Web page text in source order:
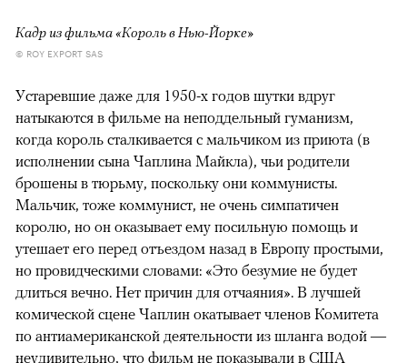
Кадр из фильма «Король в Нью-Йорке»
© ROY EXPORT SAS
Устаревшие даже для 1950-х годов шутки вдруг
натыкаются в фильме на неподдельный гуманизм,
когда король сталкивается с мальчиком из приюта (в
исполнении сына Чаплина Майкла), чьи родители
брошены в тюрьму, поскольку они коммунисты.
Мальчик, тоже коммунист, не очень симпатичен
королю, но он оказывает ему посильную помощь и
утешает его перед отъездом назад в Европу простыми,
но провидческими словами: «Это безумие не будет
длиться вечно. Нет причин для отчаяния». В лучшей
комической сцене Чаплин окатывает членов Комитета
по антиамериканской деятельности из шланга водой —
неудивительно, что фильм не показывали в США